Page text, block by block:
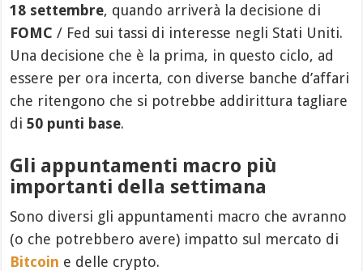
18 settembre, quando arriverà la decisione di
FOMC / Fed sui tassi di interesse negli Stati Uniti.
Una decisione che è la prima, in questo ciclo, ad
essere per ora incerta, con diverse banche d’affari
che ritengono che si potrebbe addirittura tagliare
di50 punti base.
Gli appuntamenti macro più
importanti della settimana
Sono diversi gli appuntamenti macro che avranno
(o che potrebbero avere) impatto sul mercato di
Bitcoin e delle crypto.